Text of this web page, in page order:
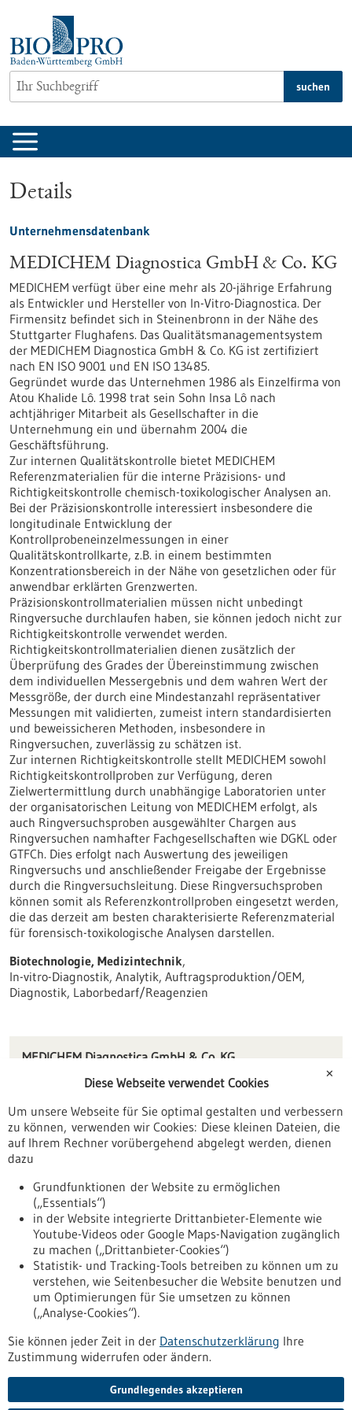
springen
suchen
Details
Unternehmensdatenbank
MEDICHEM Diagnostica GmbH & Co. KG
MEDICHEM verfügt über eine mehr als 20-jährige Erfahrung
als Entwickler und Hersteller von In-Vitro-Diagnostica. Der
Firmensitz befindet sich in Steinenbronn in der Nähe des
Stuttgarter Flughafens. Das Qualitätsmanagementsystem
der MEDICHEM Diagnostica GmbH & Co. KG ist zertifiziert
nach EN ISO 9001 und EN ISO 13485.
Gegründet wurde das Unternehmen 1986 als Einzelfirma von
Atou Khalide Lô. 1998 trat sein Sohn Insa Lô nach
achtjähriger Mitarbeit als Gesellschafter in die
Unternehmung ein und übernahm 2004 die
Geschäftsführung.
Zur internen Qualitätskontrolle bietet MEDICHEM
Referenzmaterialien für die interne Präzisions- und
Richtigkeitskontrolle chemisch-toxikologischer Analysen an.
Bei der Präzisionskontrolle interessiert insbesondere die
longitudinale Entwicklung der
Kontrollprobeneinzelmessungen in einer
Qualitätskontrollkarte, z.B. in einem bestimmten
Konzentrationsbereich in der Nähe von gesetzlichen oder für
anwendbar erklärten Grenzwerten.
Präzisionskontrollmaterialien müssen nicht unbedingt
Ringversuche durchlaufen haben, sie können jedoch nicht zur
Richtigkeitskontrolle verwendet werden.
Richtigkeitskontrollmaterialien dienen zusätzlich der
Überprüfung des Grades der Übereinstimmung zwischen
dem individuellen Messergebnis und dem wahren Wert der
Messgröße, der durch eine Mindestanzahl repräsentativer
Messungen mit validierten, zumeist intern standardisierten
und beweissicheren Methoden, insbesondere in
Ringversuchen, zuverlässig zu schätzen ist.
Zur internen Richtigkeitskontrolle stellt MEDICHEM sowohl
Richtigkeitskontrollproben zur Verfügung, deren
Zielwertermittlung durch unabhängige Laboratorien unter
der organisatorischen Leitung von MEDICHEM erfolgt, als
auch Ringversuchsproben ausgewählter Chargen aus
Ringversuchen namhafter Fachgesellschaften wie DGKL oder
GTFCh. Dies erfolgt nach Auswertung des jeweiligen
Ringversuchs und anschließender Freigabe der Ergebnisse
durch die Ringversuchsleitung. Diese Ringversuchsproben
können somit als Referenzkontrollproben eingesetzt werden,
die das derzeit am besten charakterisierte Referenzmaterial
für forensisch-toxikologische Analysen darstellen.
Biotechnologie, Medizintechnik,
In-vitro-Diagnostik, Analytik, Auftragsproduktion/OEM,
Diagnostik, Laborbedarf/Reagenzien
MEDICHEM Diagnostica GmbH & Co. KG
71144 Steinenbronn
info(at)medichem.de
www.medichem.de
Zurück zur Ergebnisliste
Nach oben
Informiert bleiben
Newsletter abonnieren
✕
Diese Webseite verwendet Cookies
Um unsere Webseite für Sie optimal gestalten und verbessern
zu können, verwenden wir Cookies: Diese kleinen Dateien, die
auf Ihrem Rechner vorübergehend abgelegt werden, dienen
dazu
Grundfunktionen der Website zu ermöglichen
(„Essentials“)
in der Website integrierte Drittanbieter-Elemente wie
Youtube-Videos oder Google Maps-Navigation zugänglich
zu machen („Drittanbieter-Cookies“)
Statistik- und Tracking-Tools betreiben zu können um zu
verstehen, wie Seitenbesucher die Website benutzen und
um Optimierungen für Sie umsetzen zu können
(„Analyse-Cookies“).
Sie können jeder Zeit in der Datenschutzerklärung Ihre
Zustimmung widerrufen oder ändern.
Grundlegendes akzeptieren